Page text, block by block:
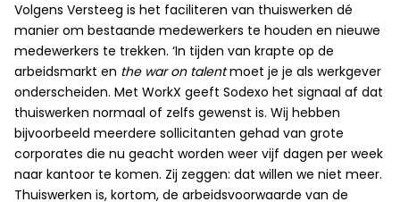
Volgens Versteeg is het faciliteren van thuiswerken dé
manier om bestaande medewerkers te houden en nieuwe
medewerkers te trekken. ‘In tijden van krapte op de
arbeidsmarkt en the war on talentmoet je je als werkgever
onderscheiden. Met WorkX geeft Sodexo het signaal af dat
thuiswerken normaal of zelfs gewenst is. Wij hebben
bijvoorbeeld meerdere sollicitanten gehad van grote
corporates die nu geacht worden weer vijf dagen per week
naar kantoor te komen. Zij zeggen: dat willen we niet meer.
Thuiswerken is, kortom, de arbeidsvoorwaarde van de